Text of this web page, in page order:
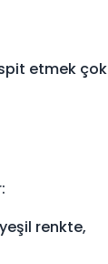
etmek çok
renkte,